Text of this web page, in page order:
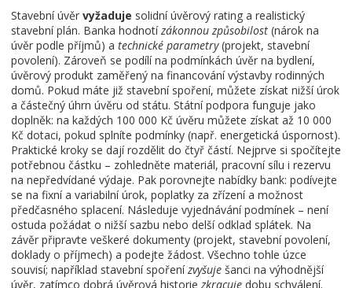
Stavební úvěr vyžaduje solidní úvěrový rating a realistický
stavební plán. Banka hodnotízákonnou způsobilost (nárok na
úvěr podle příjmů) a technické parametry(projekt, stavební
povolení). Zároveň se podílí na podmínkách úvěr na bydlení,
úvěrový produkt zaměřený na financování výstavby rodinných
domů. Pokud máte již stavební spoření, můžete získat nižší úrok
a částečný úhrn úvěru od státu. Státní podpora funguje jako
doplněk: na každých 100 000 Kč úvěru můžete získat až 10 000
Kč dotaci, pokud splníte podmínky (např. energetická úspornost).
Praktické kroky se dají rozdělit do čtyř částí. Nejprve si spočítejte
potřebnou částku – zohledněte materiál, pracovní sílu i rezervu
na nepředvídané výdaje. Pak porovnejte nabídky bank: podívejte
se na fixní a variabilní úrok, poplatky za zřízení a možnost
předčasného splacení. Následuje vyjednávání podmínek – není
ostuda požádat o nižší sazbu nebo delší odklad splátek. Na
závěr připravte veškeré dokumenty (projekt, stavební povolení,
doklady o příjmech) a podejte žádost. Všechno tohle úzce
souvisí; například stavební spořenízvyšuje šanci na výhodnější
úvěr, zatímco dobrá úvěrová historiezkracuje dobu schválení.